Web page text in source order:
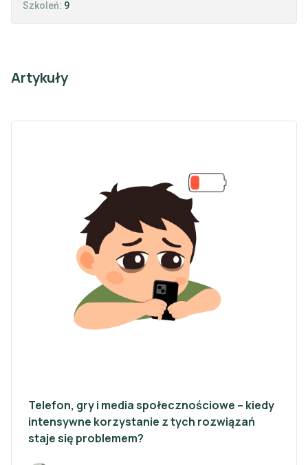
Szkoleń: 9
Artykuły
Telefon, gry i media społecznościowe – kiedy
intensywne korzystanie z tych rozwiązań
staje się problemem?